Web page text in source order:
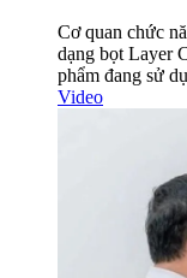
Cơ quan chức
dạng bọt Layer
phẩm đang sử
Video